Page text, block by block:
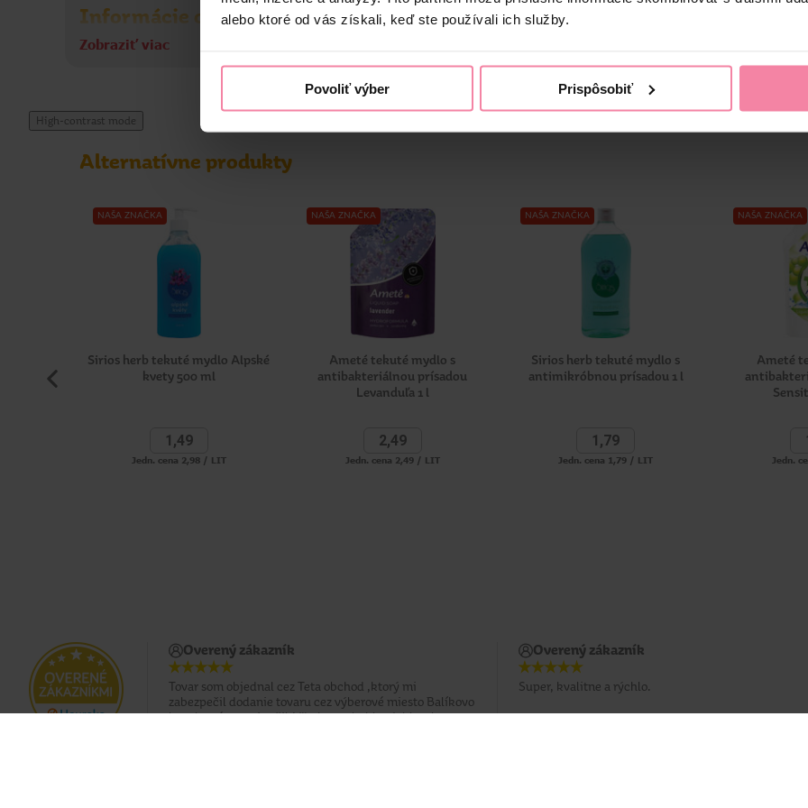
alebo ktoré od vás získali, keď ste používali ich služby.
Povoliť výber Prispôsobiť
Informácie o výrobcovi
Zobraziť viac
High-contrast mode
Alternatívne produkty
NAŠA ZNAČKA
Sirios herb tekuté mydlo Alpské
kvety 500 ml
1,49
Jedn. cena 2,98 / LIT
NAŠA ZNAČKA
Ameté tekuté mydlo s
antibakteriálnou prísadou
Levanduľa 1 l
2,49
Jedn. cena 2,49 / LIT
NAŠA ZNAČKA
Sirios herb tekuté mydlo s
antimikróbnou prísadou 1 l
1,79
Jedn. cena 1,79 / LIT
NAŠA ZNAČKA
Ameté
Jedn.
Overený zákazník
Tovar som objednal cez Teta obchod ,ktorý mi
zabezpečil dodanie tovaru cez výberové miesto Balíkovo
box, ktoré som si určil .Všetko prebehlo rýchlo a bez
Overený zákazník
Super, kvalitne a rýchlo.